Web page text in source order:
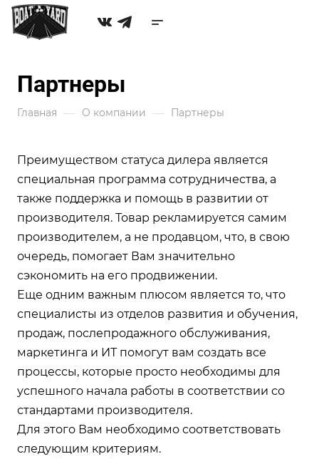
Партнеры
Главная — О компании — Партнеры
Преимуществом статуса дилера является
специальная программа сотрудничества, а
также поддержка и помощь в развитии от
производителя. Товар рекламируется самим
производителем, а не продавцом, что, в свою
очередь, помогает Вам значительно
сэкономить на его продвижении.
Еще одним важным плюсом является то, что
специалисты из отделов развития и обучения,
продаж, послепродажного обслуживания,
маркетинга и ИТ помогут вам создать все
процессы, которые просто необходимы для
успешного начала работы в соответствии со
стандартами производителя.
Для этого Вам необходимо соответствовать
следующим критериям.